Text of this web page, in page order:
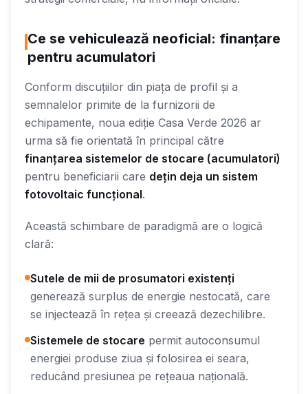
Ce se vehiculează neoficial: finanțare
pentru acumulatori
Conform discuțiilor din piața de profil și a
semnalelor primite de la furnizorii de
echipamente, noua ediție Casa Verde 2026 ar
urma să fie orientată în principal către
finanțarea sistemelor de stocare (acumulatori)
pentru beneficiarii care dețin deja un sistem
fotovoltaic funcțional.
Această schimbare de paradigmă are o logică
clară:
Sutele de mii de prosumatori existenți
generează surplus de energie nestocată, care
se injectează în rețea și creează dezechilibre.
Sistemele de stocare permit autoconsumul
energiei produse ziua și folosirea ei seara,
reducând presiunea pe rețeaua națională.